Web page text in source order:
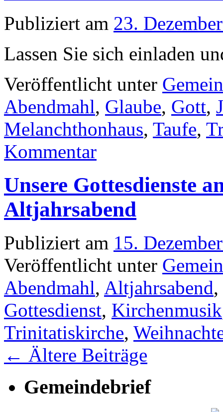
Publiziert am 23.
Lassen Sie sich einladen
Veröffentlicht unter
Abendmahl, Glaube, Gott,
Melanchthonhaus, Taufe,
Kommentar
Unsere Gottesdienste
Altjahrsabend
Publiziert am 15.
Veröffentlicht unter
Abendmahl, Altjahrsabend,
Gottesdienst, Kirchenmusik
Trinitatiskirche,
← Ältere Beiträge
Gemeindebrief